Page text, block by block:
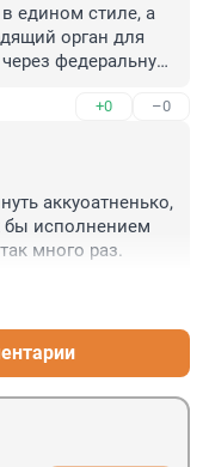
едином стиле, а
орган для
федеральную
+0 –0
аккуоатненько,
бы исполнением
много раз.